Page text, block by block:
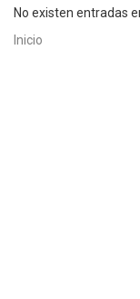
No existen entradas
Inicio